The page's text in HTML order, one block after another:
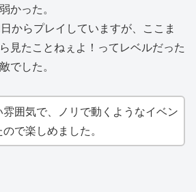
かった。
からプレイしていますが、ここま
見たことねぇよ！ってレベルだった
でした。
雰囲気で、ノリで動くようなイベン
ので楽しめました。